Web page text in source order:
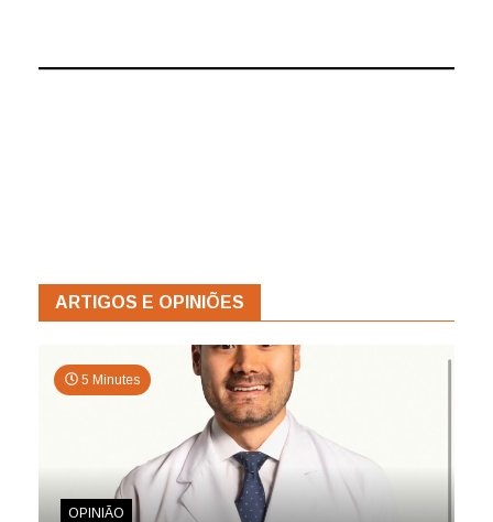
ARTIGOS E OPINIÕES
5 Minutes
OPINIÃO